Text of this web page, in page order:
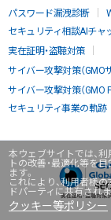
本ウェブサイトでは、
トの改善・最適化等を
ます。
これにより、利用者様
ドパーティに共有され
クッキー等ポリシー
パスワード漏洩診断
セキュリティ相談AIチャ
実在証明・盗聴対策
サイバー攻撃対策（GMO
サイバー攻撃対策（GMO
セキュリティ事業の軌跡